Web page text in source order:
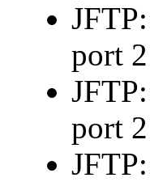
port
port